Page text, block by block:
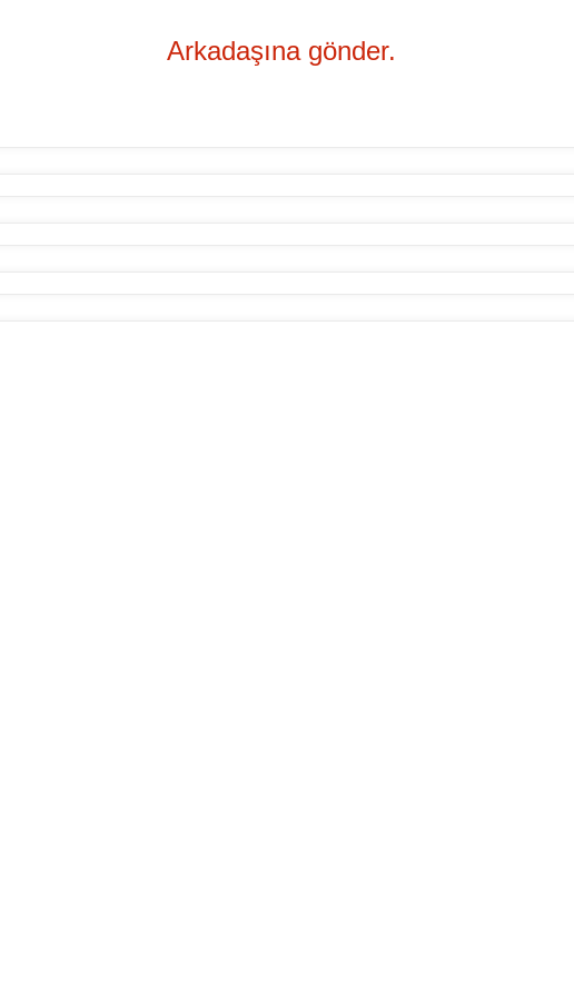
Arkadaşına gönder.